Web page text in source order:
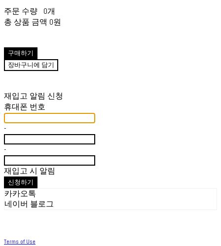
주문 수량
0개
총 상품 금액 0원
구매하기
장바구니에 담기
재입고 알림 신청
휴대폰 번호
-
-
재입고 시 알림
신청하기
카카오톡
네이버 블로그
Terms of Use